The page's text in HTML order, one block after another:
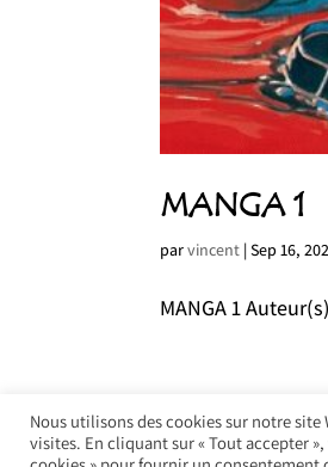
MANGA 1
parvincent |Sep 16,
MANGA 1
© Litlle Nemo - 2021 I
Nous utilisons des cookies sur notre
visites. En cliquant sur « Tout accepter